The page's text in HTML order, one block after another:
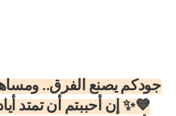
جودكم يصنع الفرق..
💙✨ إن أحببتم أن تمتد